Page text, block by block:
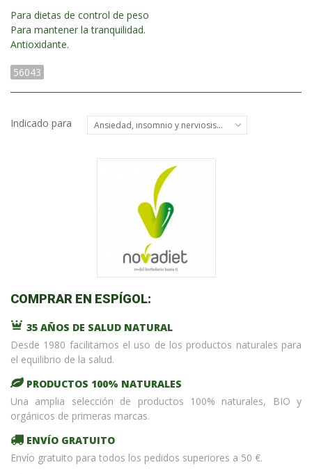
Para dietas de control de peso
Para mantener la tranquilidad.
Antioxidante.
56043
Indicado para Ansiedad, insomnio y nerviosismo
COMPRAR EN ESPÍGOL:
35 AÑOS DE SALUD NATURAL
Desde 1980 facilitamos el uso de los productos naturales para
el equilibrio de la salud.
PRODUCTOS 100% NATURALES
Una amplia selección de productos 100% naturales, BIO y
orgánicos de primeras marcas.
ENVÍO GRATUITO
Envío gratuito para todos los pedidos superiores a 50 €.